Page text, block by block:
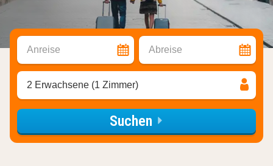
Anreise Abreise
2 Erwachsene (1 Zimmer)
Suchen